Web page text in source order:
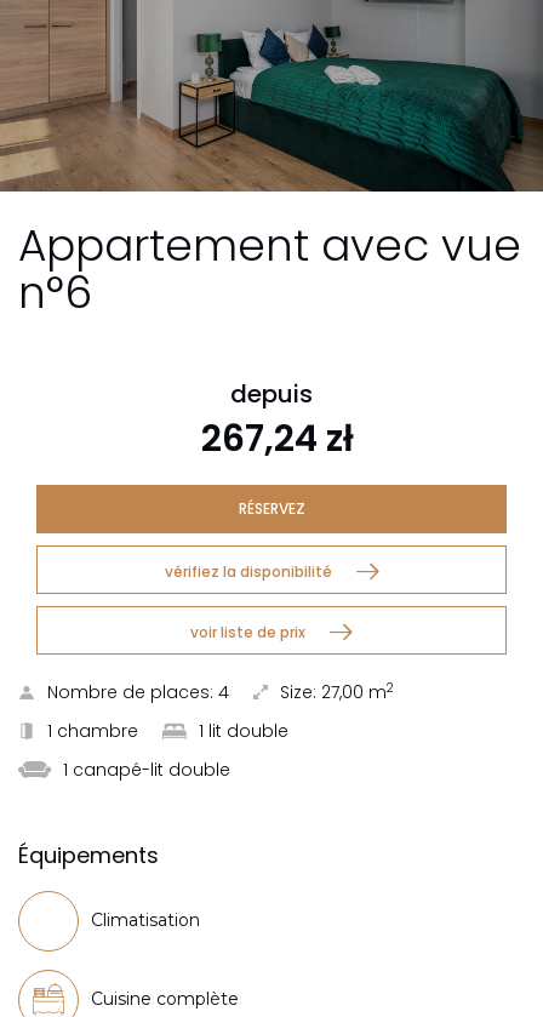
Appartement avec vue
n°6
depuis
267,24 zł
RÉSERVEZ
vérifiez la disponibilité
voir liste de prix
Nombre de places: 4 Size: 27,00 m2
1 chambre
1 lit double
1 canapé-lit double
Équipements
Climatisation
Cuisine complète